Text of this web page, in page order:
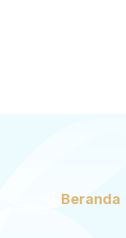
Beranda